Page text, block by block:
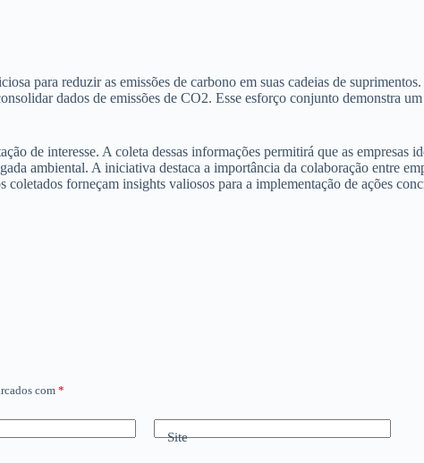
para reduzir as emissões de carbono em suas cadeias de
dados de emissões de CO2. Esse esforço conjunto demonstra
de interesse. A coleta dessas informações permitirá que as
ambiental. A iniciativa destaca a importância da colaboração entre
forneçam insights valiosos para a implementação de ações
com *
Site